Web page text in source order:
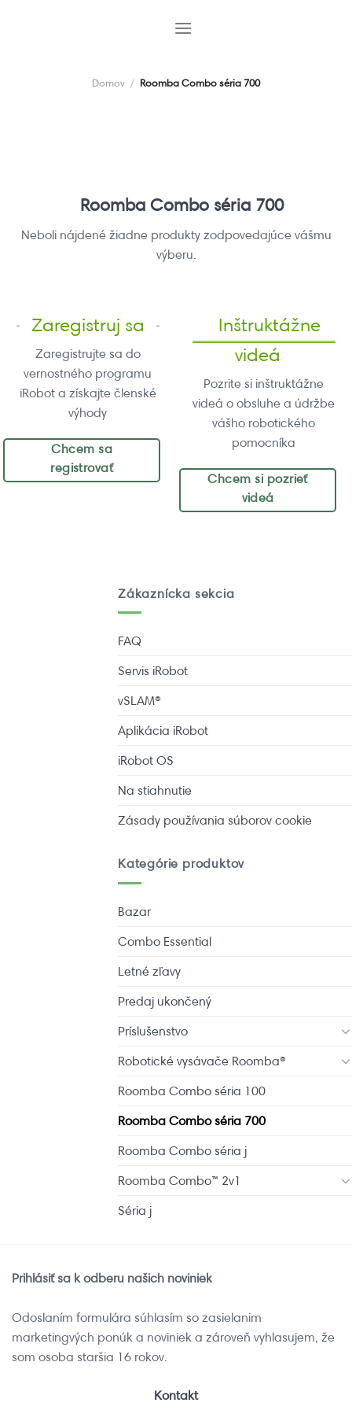
Domov / Roomba Combo séria 700
Roomba Combo séria 700
Neboli nájdené žiadne produkty zodpovedajúce vášmu
výberu.
Zaregistruj sa
Zaregistrujte sa do
vernostného programu
iRobot a získajte členské
výhody
Chcem sa
registrovať
Inštruktážne
videá
Pozrite si inštruktážne
videá o obsluhe a údržbe
vášho robotického
pomocníka
Chcem si pozrieť
videá
Zákaznícka sekcia
FAQ
Servis iRobot
vSLAM®
Aplikácia iRobot
iRobot OS
Na stiahnutie
Zásady používania súborov cookie
Kategórie produktov
Bazar
Combo Essential
Letné zľavy
Predaj ukončený
Príslušenstvo
Robotické vysávače Roomba®
Roomba Combo séria 100
Roomba Combo séria 700
Roomba Combo séria j
Roomba Combo™ 2v1
Séria j
Prihlásiť sa k odberu našich noviniek
Odoslaním formulára súhlasím so zasielanim
marketingvých ponúk a noviniek a zároveň vyhlasujem, že
som osoba staršia 16 rokov.
Kontakt